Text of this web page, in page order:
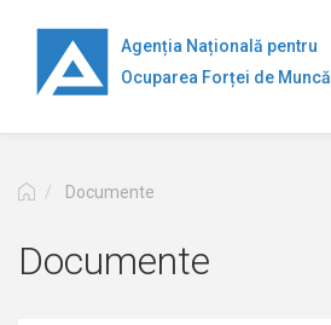
conţinutul
principal
Agenția Națională pentru
Ocuparea Forței de Muncă
Documente
Documente